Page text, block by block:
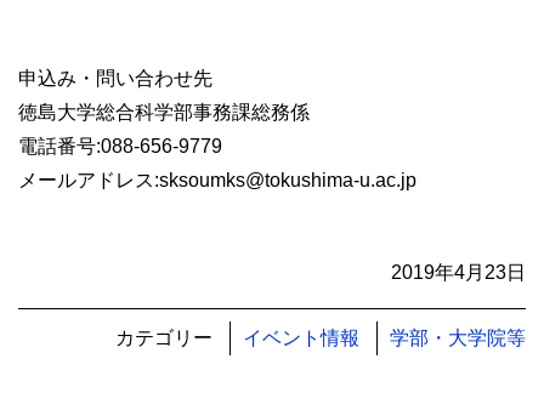
申込み・問い合わせ先
徳島大学総合科学部事務課総務係
電話番号:088-656-9779
メールアドレス:sksoumks@tokushima-u.ac.jp
2019年4月23日
カテゴリー イベント情報 学部・大学院等